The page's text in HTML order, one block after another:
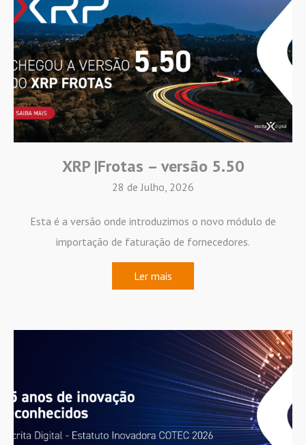
XRP |Frotas – versão 5.50
28 de Julho, 2026
Esta é a versão onde introduzimos o novo módulo de
importação de faturação de fornecedores.
Ler mais